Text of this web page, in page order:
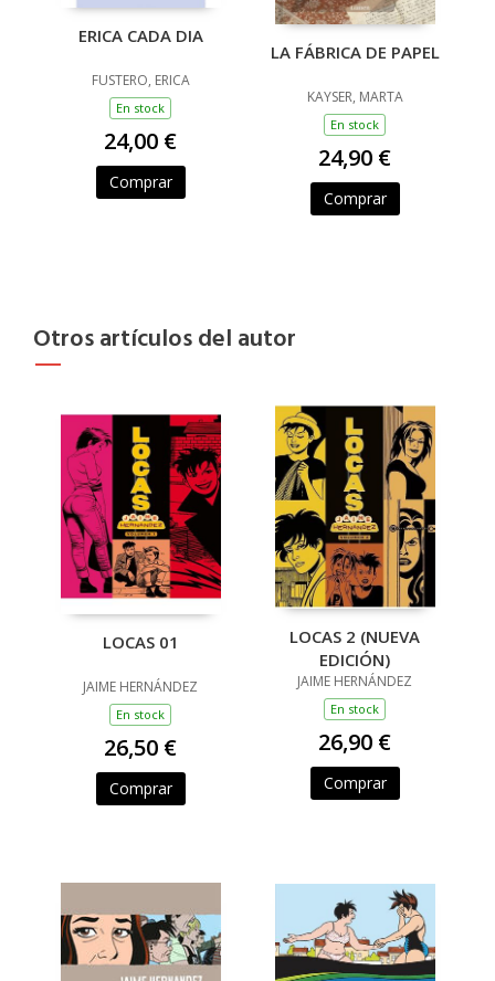
ERICA CADA DIA
FUSTERO, ERICA
En stock
24,00 €
Comprar
LA FÁBRICA DE PAPEL
KAYSER, MARTA
En stock
24,90 €
Comprar
Otros artículos del autor
LOCAS 01
JAIME HERNÁNDEZ
En stock
26,50 €
Comprar
LOCAS 2 (NUEVA
EDICIÓN)
JAIME HERNÁNDEZ
En stock
26,90 €
Comprar